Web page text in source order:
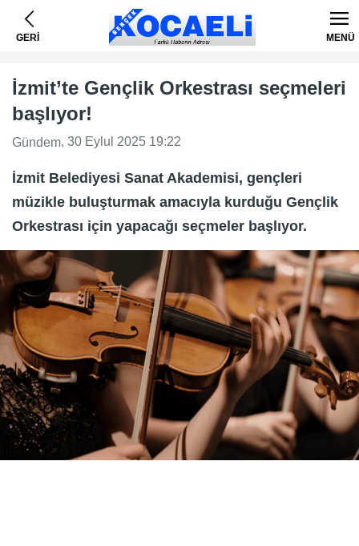
GERİ MENÜ
İzmit’te Gençlik Orkestrası seçmeleri
başlıyor!
Gündem, 30 Eylul 2025 19:22
İzmit Belediyesi Sanat Akademisi, gençleri
müzikle buluşturmak amacıyla kurduğu Gençlik
Orkestrası için yapacağı seçmeler başlıyor.